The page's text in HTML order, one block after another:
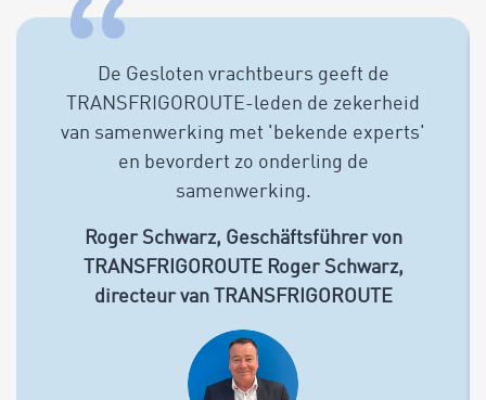
De Gesloten vrachtbeurs geeft de
TRANSFRIGOROUTE-leden de zekerheid
van samenwerking met 'bekende experts'
en bevordert zo onderling de
samenwerking.
Roger Schwarz, Geschäftsführer von
TRANSFRIGOROUTE Roger Schwarz,
directeur van TRANSFRIGOROUTE